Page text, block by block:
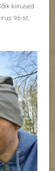
kiirused
96-st,